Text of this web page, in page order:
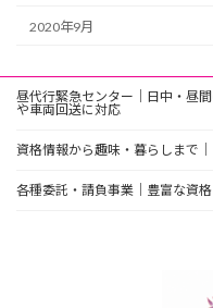
2020年9月
昼代行緊急センター｜日中・昼
や車両回送に対応
資格情報から趣味・暮らしまで
各種委託・請負事業｜豊富な資